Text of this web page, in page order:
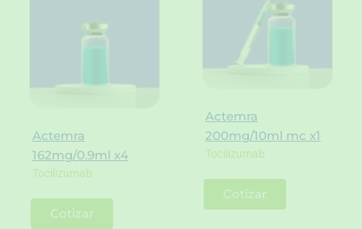
Actemra
162mg/0.9ml x4
Tocilizumab
Cotizar
Actemra
200mg/10ml mc x1
Tocilizumab
Cotizar